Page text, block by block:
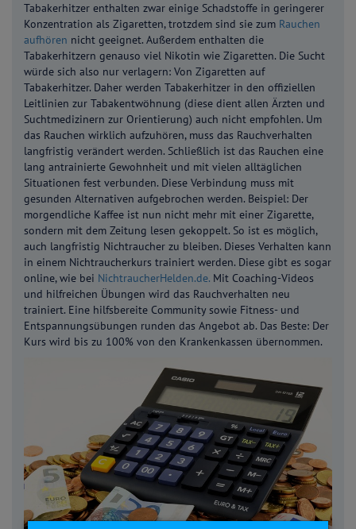
Tabakerhitzer enthalten zwar einige Schadstoffe in geringerer
Konzentration als Zigaretten, trotzdem sind sie zum Rauchen
aufhören nicht geeignet. Außerdem enthalten die
Tabakerhitzern genauso viel Nikotin wie Zigaretten. Die Sucht
würde sich also nur verlagern: Von Zigaretten auf
Tabakerhitzer. Daher werden Tabakerhitzer in den offiziellen
Leitlinien zur Tabakentwöhnung (diese dient allen Ärzten und
Suchtmedizinern zur Orientierung) auch nicht empfohlen. Um
das Rauchen wirklich aufzuhören, muss das Rauchverhalten
langfristig verändert werden. Schließlich ist das Rauchen eine
lang antrainierte Gewohnheit und mit vielen alltäglichen
Situationen fest verbunden. Diese Verbindung muss mit
gesunden Alternativen aufgebrochen werden. Beispiel: Der
morgendliche Kaffee ist nun nicht mehr mit einer Zigarette,
sondern mit dem Zeitung lesen gekoppelt. So ist es möglich,
auch langfristig Nichtraucher zu bleiben. Dieses Verhalten kann
in einem Nichtraucherkurs trainiert werden. Diese gibt es sogar
online, wie bei NichtraucherHelden.de. Mit Coaching-Videos
und hilfreichen Übungen wird das Rauchverhalten neu
trainiert. Eine hilfsbereite Community sowie Fitness- und
Entspannungsübungen runden das Angebot ab. Das Beste: Der
Kurs wird bis zu 100% von den Krankenkassen übernommen.